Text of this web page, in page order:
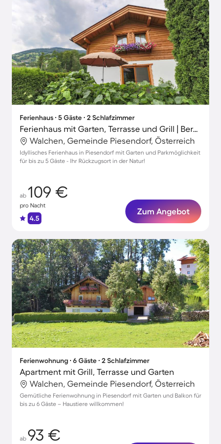
Ferienhaus ∙ 5 Gäste ∙ 2 Schlafzimmer
Ferienhaus mit Garten, Terrasse und Grill | Bergblick
Walchen, Gemeinde Piesendorf, Österreich
Idyllisches Ferienhaus in Piesendorf mit Garten und Parkmöglichkeit
für bis zu 5 Gäste - Ihr Rückzugsort in der Natur!
ab 109 €
pro Nacht
4.5
Zum Angebot
Ferienwohnung ∙ 6 Gäste ∙ 2 Schlafzimmer
Apartment mit Grill, Terrasse und Garten
Walchen, Gemeinde Piesendorf, Österreich
Gemütliche Ferienwohnung in Piesendorf mit Garten und Balkon für
bis zu 6 Gäste – Haustiere willkommen!
ab 93 €